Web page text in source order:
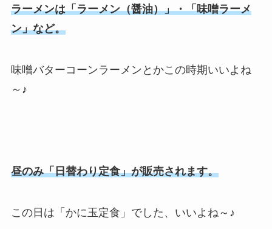
ラーメンは「ラーメン（醤油）」・「味噌ラーメ
ン」など。
味噌バターコーンラーメンとかこの時期いいよね
～♪
昼のみ「日替わり定食」が販売されます。
この日は「かに玉定食」でした、いいよね～♪